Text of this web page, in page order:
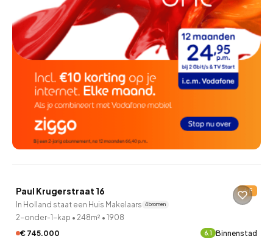
Paul Krugerstraat 16 E
In Holland staat een Huis Makelaars 4 bronnen
2-onder-1-kap • 248m² • 1908
€ 745.000
6.1 Binnenstad